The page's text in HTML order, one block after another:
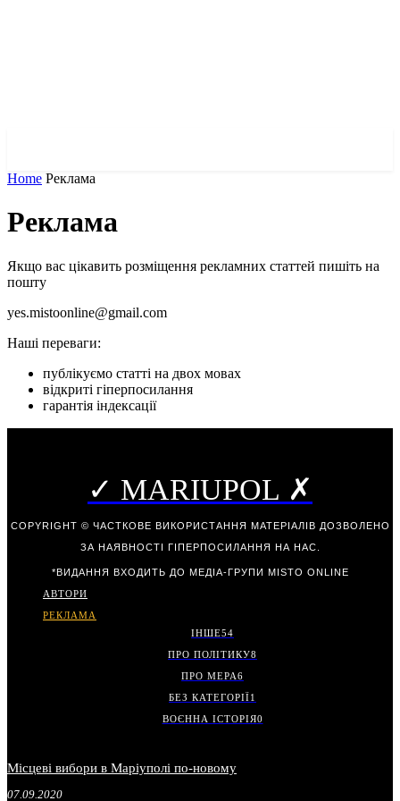
Home Реклама
Реклама
Якщо вас цікавить розміщення рекламних статтей пишіть на
пошту
yes.mistoonline@gmail.com
Наші переваги:
публікуємо статті на двох мовах
відкриті гіперпосилання
гарантія індексації
✓ MARIUPOL ✗
COPYRIGHT © ЧАСТКОВЕ ВИКОРИСТАННЯ МАТЕРІАЛІВ ДОЗВОЛЕНО
ЗА НАЯВНОСТІ ГІПЕРПОСИЛАННЯ НА НАС.
*ВИДАННЯ ВХОДИТЬ ДО МЕДІА-ГРУПИ MISTO ONLINE
АВТОРИ
РЕКЛАМА
ІНШЕ54
ПРО ПОЛІТИКУ8
ПРО МЕРА6
БЕЗ КАТЕГОРІЇ1
ВОЄННА ІСТОРІЯ0
Місцеві вибори в Маріуполі по-новому
07.09.2020